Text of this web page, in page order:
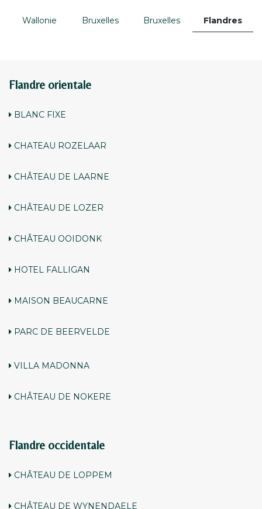
Wallonie Bruxelles Bruxelles Flandres
Flandre orientale
BLANC FIXE
CHATEAU ROZELAAR
CHÂTEAU DE LAARNE
CHÂTEAU DE LOZER
CHÂTEAU OOIDONK
HOTEL FALLIGAN
MAISON BEAUCARNE
PARC DE BEERVELDE
VILLA MADONNA
CHÂTEAU DE NOKERE
Flandre occidentale
CHÂTEAU DE LOPPEM
CHÂTEAU DE WYNENDAELE